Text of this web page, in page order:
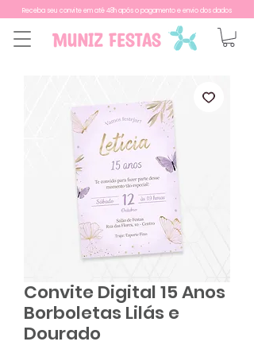
Receba seu convite em até 48h após o pagamento e envio dos dados
Convite Digital 15 Anos
Borboletas Lilás e
Dourado